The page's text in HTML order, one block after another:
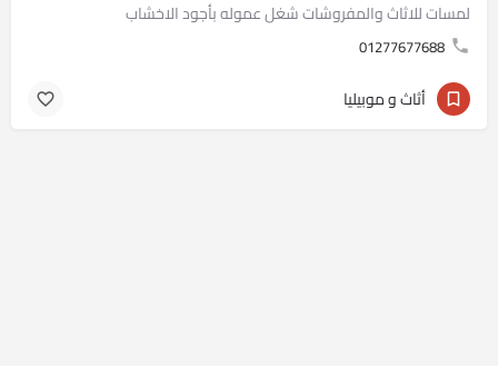
لمسات للاثاث والمفروشات شغل عموله بأجود الاخشاب
01277677688
أثاث و موبيليا